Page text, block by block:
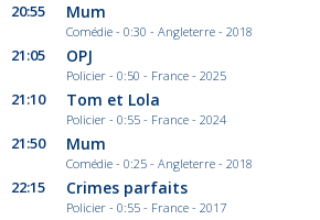
20:55 Mum
Comédie - 0:30 - Angleterre - 2018
21:05 OPJ
Policier - 0:50 - France - 2025
21:10 Tom et Lola
Policier - 0:55 - France - 2024
21:50 Mum
Comédie - 0:25 - Angleterre - 2018
22:15 Crimes parfaits
Policier - 0:55 - France - 2017